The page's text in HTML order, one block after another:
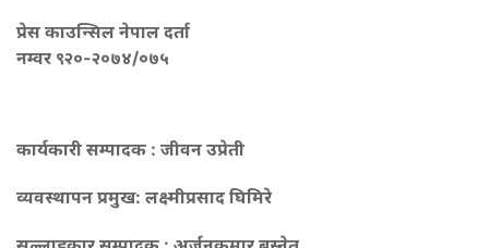
प्रेस काउन्सिल नेपाल दर्ता
नम्वर ९२०-२०७४/०७५
कार्यकारी सम्पादक : जीवन उप्रेती
व्यवस्थापन प्रमुख: लक्ष्मीप्रसाद घिमिरे